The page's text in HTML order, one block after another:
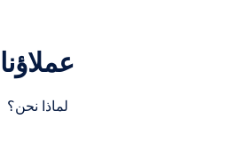
عملاؤنا
لماذا نحن؟